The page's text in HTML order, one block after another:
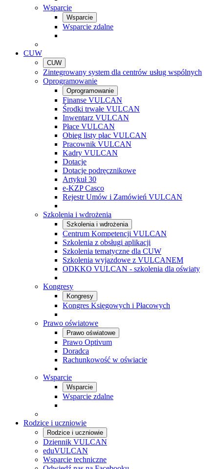
Wsparcie
Wsparcie
Wsparcie zdalne
CUW
CUW
Zintegrowany system dla centrów usług wspólnych
Oprogramowanie
Oprogramowanie
Finanse VULCAN
Środki trwałe VULCAN
Inwentarz VULCAN
Płace VULCAN
Obieg listy płac VULCAN
Pracownik VULCAN
Kadry VULCAN
Dotacje
Dotacje podręcznikowe
Artykuł 30
e-KZP Casco
Rejestr Umów i Zamówień VULCAN
Szkolenia i wdrożenia
Szkolenia i wdrożenia
Centrum Kompetencji VULCAN
Szkolenia z obsługi aplikacji
Szkolenia tematyczne dla CUW
Szkolenia wyjazdowe z VULCANEM
ODKKO VULCAN - szkolenia dla oświaty
Kongresy
Kongresy
Kongres Księgowych i Płacowych
Prawo oświatowe
Prawo oświatowe
Prawo Optivum
Doradca
Rachunkowość w oświacie
Wsparcie
Wsparcie
Wsparcie zdalne
Rodzice i uczniowie
Rodzice i uczniowie
Dziennik VULCAN
eduVULCAN
Wsparcie techniczne